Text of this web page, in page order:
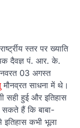
स्तर पर ख्याति
दैवज्ञ पं. आर. के.
03 अगस्त
मौनव्रत साधना में थे।
सही हुई और इतिहास
सकते हैं कि बाबा-
इतिहास कभी भूला